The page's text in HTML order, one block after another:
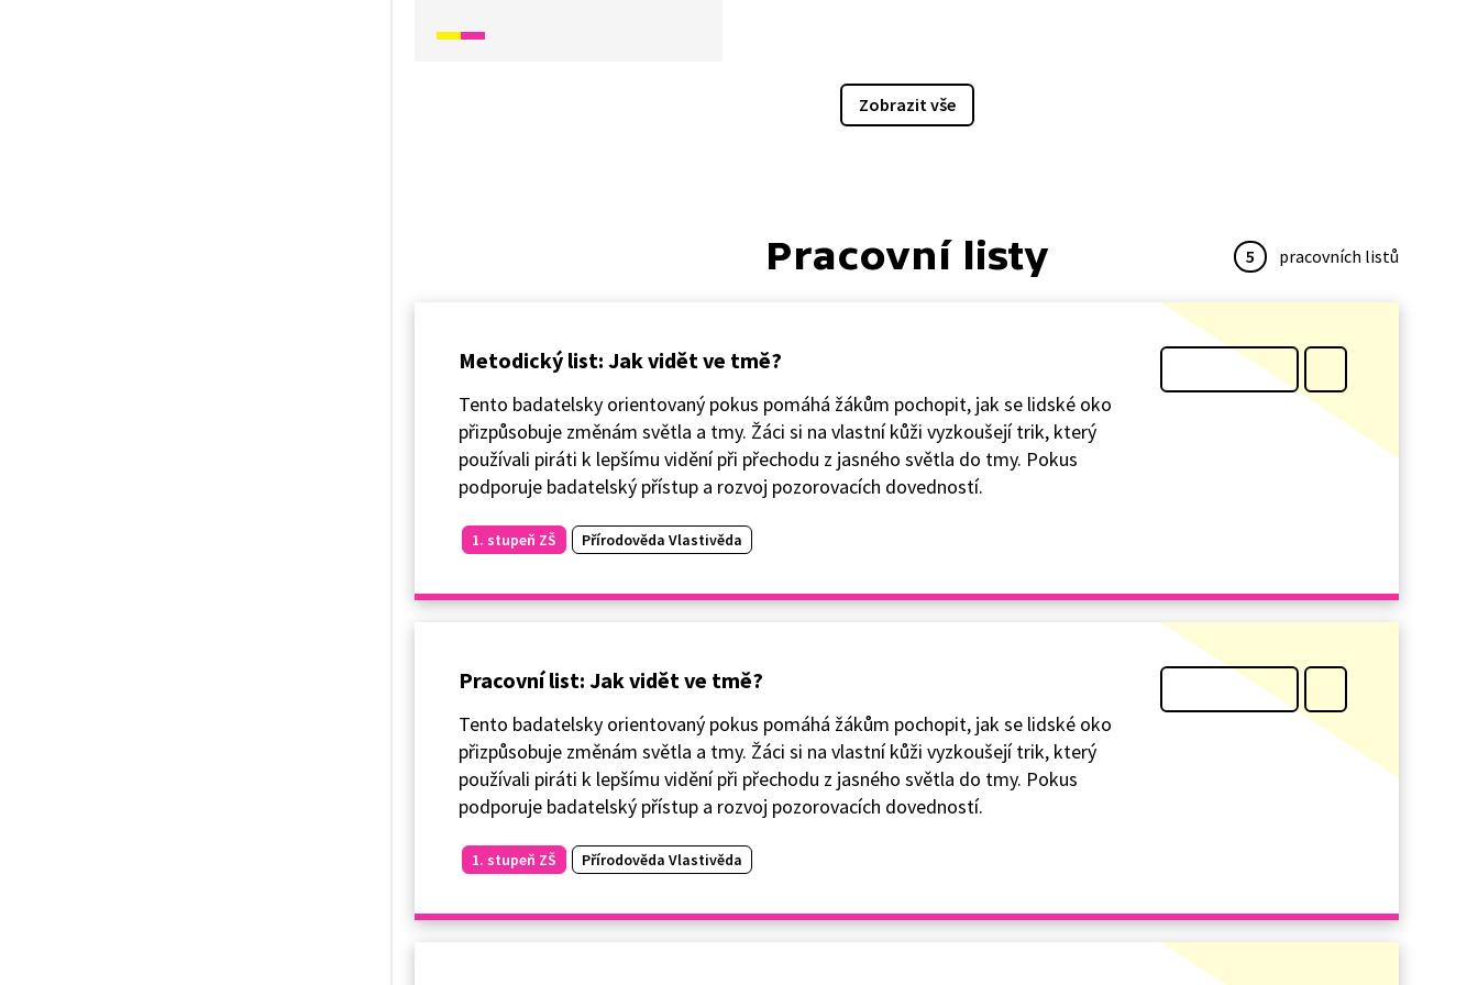
Zobrazit vše
Pracovní listy 5 pracovních listů
Metodický list: Jak vidět ve tmě?
Tento badatelsky orientovaný pokus pomáhá žákům pochopit, jak se lidské oko
přizpůsobuje změnám světla a tmy. Žáci si na vlastní kůži vyzkoušejí trik, který
používali piráti k lepšímu vidění při přechodu z jasného světla do tmy. Pokus
podporuje badatelský přístup a rozvoj pozorovacích dovedností.
1. stupeň ZŠ Přírodověda Vlastivěda
Pracovní list: Jak vidět ve tmě?
Tento badatelsky orientovaný pokus pomáhá žákům pochopit, jak se lidské oko
přizpůsobuje změnám světla a tmy. Žáci si na vlastní kůži vyzkoušejí trik, který
používali piráti k lepšímu vidění při přechodu z jasného světla do tmy. Pokus
podporuje badatelský přístup a rozvoj pozorovacích dovedností.
1. stupeň ZŠ Přírodověda Vlastivěda